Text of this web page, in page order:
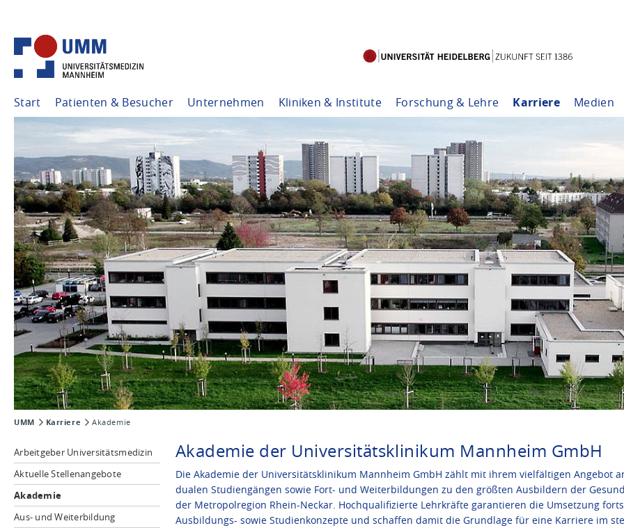
Start Patienten & Besucher Unternehmen Kliniken & Institute Forschung & Lehre Karriere Medien
UMM Karriere Akademie
Arbeitgeber Universitätsmedizin
Aktuelle Stellenangebote
Akademie
Aus- und Weiterbildung
Akademie der Universitätsklinikum Mannheim GmbH
Die Akademie der Universitätsklinikum Mannheim GmbH zählt mit ihrem vielfältigen Angebot
dualen Studiengängen sowie Fort- und Weiterbildungen zu den größten Ausbildern der
der Metropolregion Rhein-Neckar. Hochqualifizierte Lehrkräfte garantieren die Umsetzung
Ausbildungs- sowie Studienkonzepte und schaffen damit die Grundlage für eine Karriere im